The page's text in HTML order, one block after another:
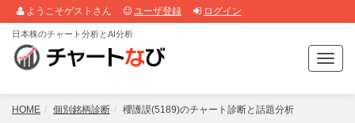
ようこそゲストさん ユーザ登録 ログイン
T
o
g
日本株のチャート分析とAI分析
HOME 個別銘柄診断 櫻護謨(5189)のチャート診断と話題分析